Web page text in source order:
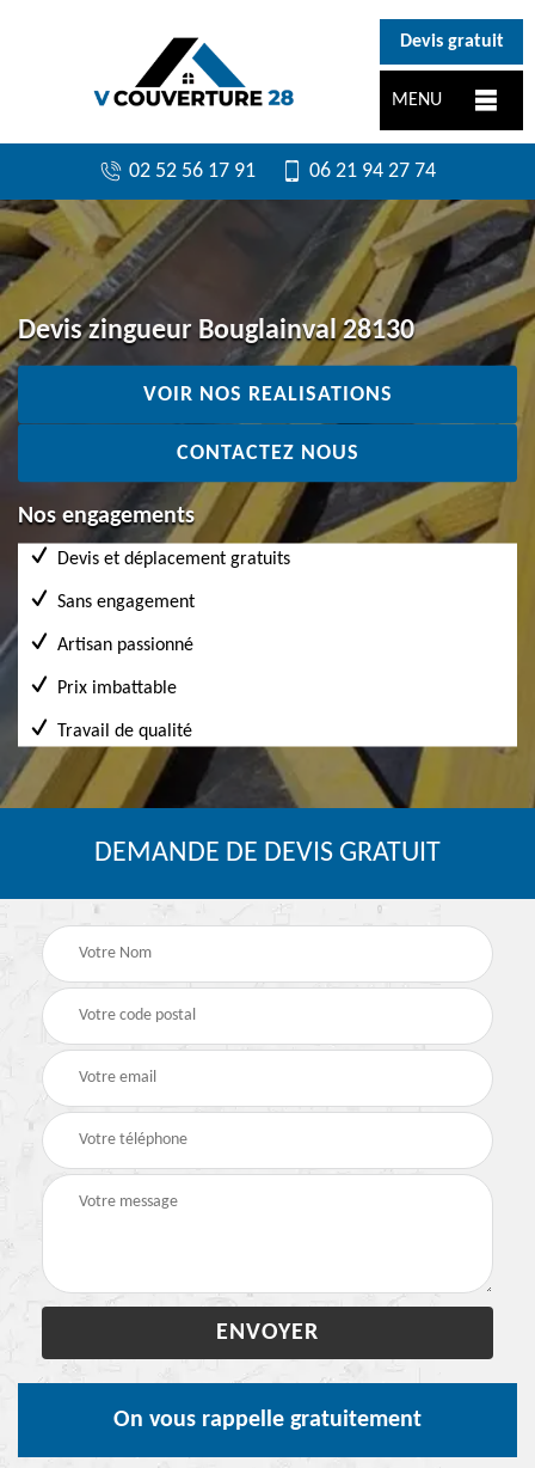
Devis gratuit
MENU
02 52 56 17 91 06 21 94 27 74
Devis zingueur Bouglainval 28130
VOIR NOS REALISATIONS
CONTACTEZ NOUS
Nos engagements
Devis et déplacement gratuits
Sans engagement
Artisan passionné
Prix imbattable
Travail de qualité
DEMANDE DE DEVIS GRATUIT
On vous rappelle gratuitement